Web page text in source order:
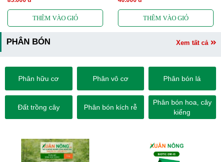
PHÂN BÓN
Phân hữu cơ Phân vô cơ Phân bón lá
Đất trồng cây Phân bón kích rễ
Phân bón hoa, cây
kiểng
Xem tất cả